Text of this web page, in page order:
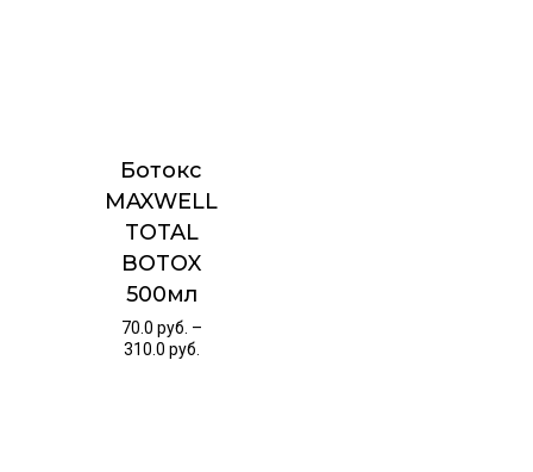
Ботокс
MAXWELL
TOTAL
BOTOX
500мл
70.0 руб. –
310.0 руб.